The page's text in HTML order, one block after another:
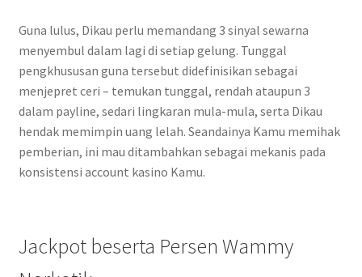
Guna lulus, Dikau perlu memandang 3 sinyal sewarna
menyembul dalam lagi di setiap gelung. Tunggal
pengkhususan guna tersebut didefinisikan sebagai
menjepret ceri – temukan tunggal, rendah ataupun 3
dalam payline, sedari lingkaran mula-mula, serta Dikau
hendak memimpin uang lelah. Seandainya Kamu memihak
pemberian, ini mau ditambahkan sebagai mekanis pada
konsistensi account kasino Kamu.
Jackpot beserta Persen Wammy